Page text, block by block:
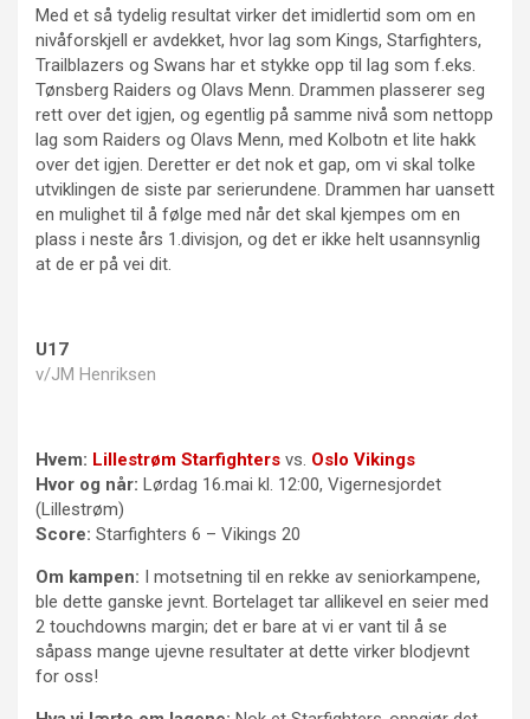
Med et så tydelig resultat virker det imidlertid som om en
nivåforskjell er avdekket, hvor lag som Kings, Starfighters,
Trailblazers og Swans har et stykke opp til lag som f.eks.
Tønsberg Raiders og Olavs Menn. Drammen plasserer seg
rett over det igjen, og egentlig på samme nivå som nettopp
lag som Raiders og Olavs Menn, med Kolbotn et lite hakk
over det igjen. Deretter er det nok et gap, om vi skal tolke
utviklingen de siste par serierundene. Drammen har uansett
en mulighet til å følge med når det skal kjempes om en
plass i neste års 1.divisjon, og det er ikke helt usannsynlig
at de er på vei dit.
U17
v/JM Henriksen
Hvem: Lillestrøm Starfighters vs. Oslo Vikings
Hvor og når: Lørdag 16.mai kl. 12:00, Vigernesjordet
(Lillestrøm)
Score: Starfighters 6 – Vikings 20
Om kampen: I motsetning til en rekke av seniorkampene,
ble dette ganske jevnt. Bortelaget tar allikevel en seier med
2 touchdowns margin; det er bare at vi er vant til å se
såpass mange ujevne resultater at dette virker blodjevnt
for oss!